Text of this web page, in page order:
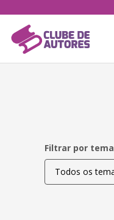
Filtrar por tema